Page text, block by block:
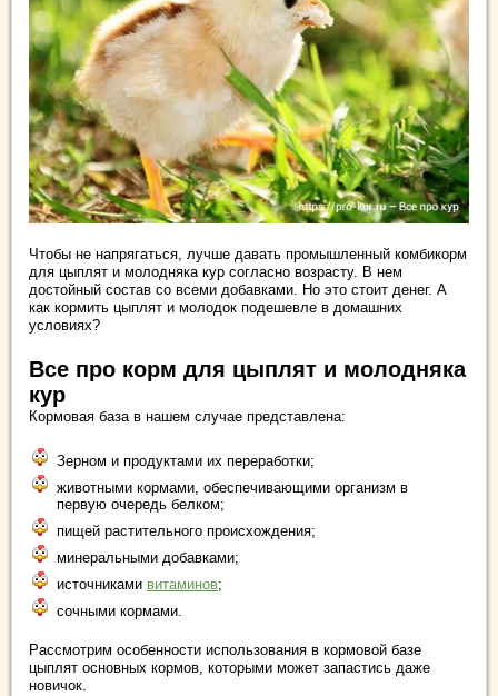
Чтобы не напрягаться, лучше давать промышленный комбикорм
для цыплят и молодняка кур согласно возрасту. В нем
достойный состав со всеми добавками. Но это стоит денег. А
как кормить цыплят и молодок подешевле в домашних
условиях?
Все про корм для цыплят и молодняка
кур
Кормовая база в нашем случае представлена:
Зерном и продуктами их переработки;
животными кормами, обеспечивающими организм в
первую очередь белком;
пищей растительного происхождения;
минеральными добавками;
источниками витаминов;
сочными кормами.
Рассмотрим особенности использования в кормовой базе
цыплят основных кормов, которыми может запастись даже
новичок.